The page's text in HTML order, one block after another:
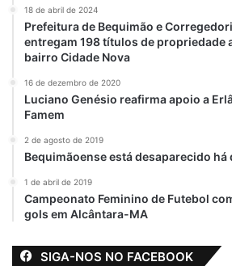
necessidade de mobilização
Arari-MA:
Simplesmente
Maria faz
nomeações
estratégicas e
convoca servidores
efetivos para
recadastramento
Em "MARANHÃO"
MA
18 de abril de 2024
Prefeitura de Bequimão e
entregam 198 títulos de propriedade
bairro Cidade Nova
16 de dezembro de 2020
Luciano Genésio reafirma apoio a
Famem
2 de agosto de 2019
Bequimãoense está desaparecido há
1 de abril de 2019
Campeonato Feminino de Futebol
gols em Alcântara-MA
SIGA-NOS NO FACEBOOK